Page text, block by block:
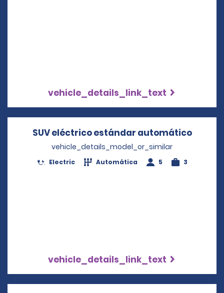
vehicle_details_link_text
SUV eléctrico estándar automáticoOpens
vehicle_details_model_or_similar
Electric Automática 5 3
vehicle_details_link_text